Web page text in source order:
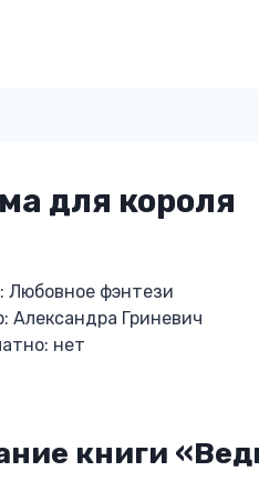
для короля
Любовное фэнтези
Александра Гриневич
нет
книги